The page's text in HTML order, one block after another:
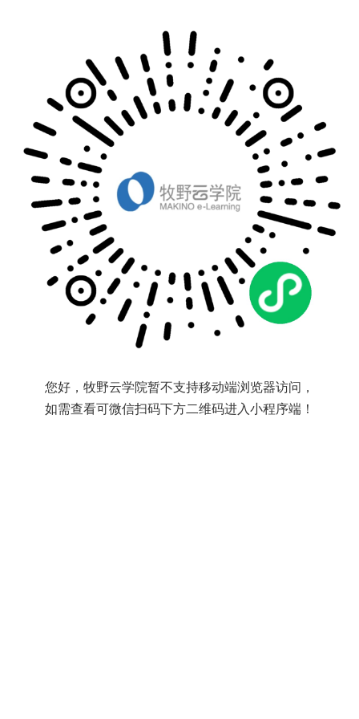
您好，牧野云学院暂不支持移动端浏览器访问，
如需查看可微信扫码下方二维码进入小程序端！